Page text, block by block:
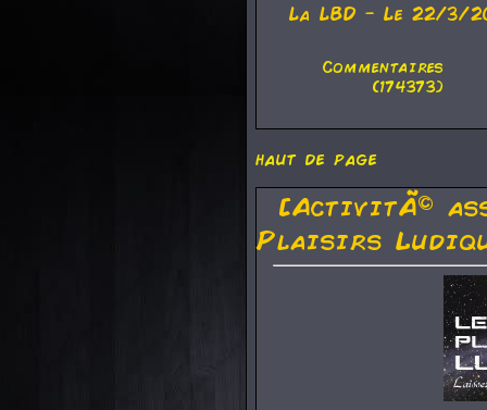
La LBD - Le 22/3/
Commentaires
(174373)
haut de page
[ActivitÃ©
Plaisirs